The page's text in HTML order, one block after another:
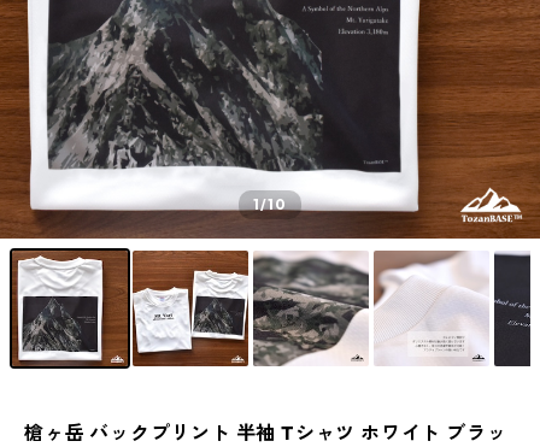
1/10
槍ヶ岳 バックプリント 半袖 Tシャツ ホワイト ブラッ